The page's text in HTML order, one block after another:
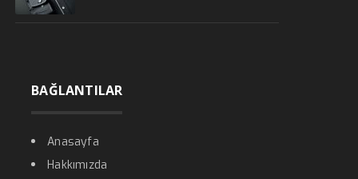
BAĞLANTILAR
Anasayfa
Hakkımızda